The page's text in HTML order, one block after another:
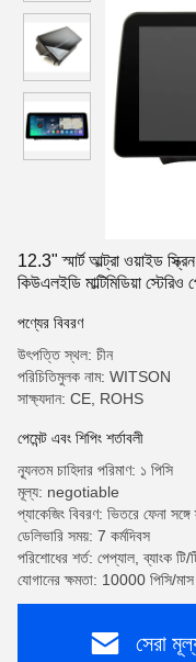
12.3" স্মার্ট আল্ট্রা ওয়াইড
কিউএলইডি মাল্টিমিডিয়া স্টেরিও
পণ্যের বিবরণ
উৎপত্তি স্থল: চীন
পরিচিতিমুলক নাম: WITSON
সাক্ষ্যদান: CE, ROHS
পেমেন্ট এবং শিপিং শর্তাবলী
ন্যূনতম চাহিদার পরিমাণ: ১ পিসি
মূল্য: negotiable
প্যাকেজিং বিবরণ: ভিতরে ফেনা
ডেলিভারি সময়: 7 কর্মদিবস
পরিশোধের শর্ত: পেপ্যাল, ব্যাংক টি/
যোগানের ক্ষমতা: 10000 পিসি/মাস
সেরা